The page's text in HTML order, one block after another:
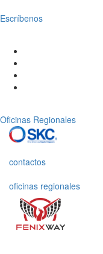
Escríbenos
Oficinas Regionales
contactos
oficinas regionales